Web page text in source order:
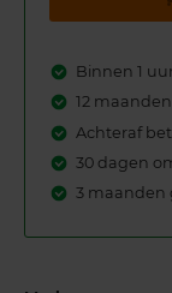
Binnen 1
12
Achteraf
30 dagen
3 maanden